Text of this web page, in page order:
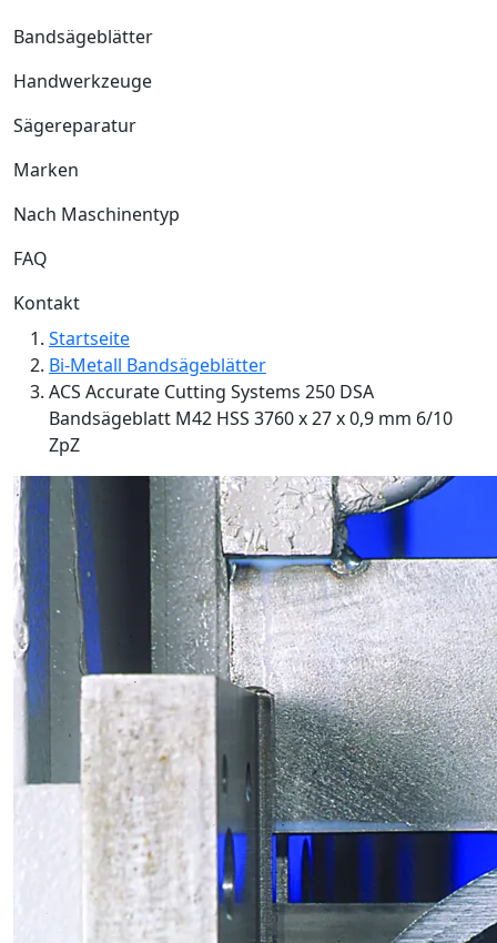
Bandsägeblätter
Handwerkzeuge
Sägereparatur
Marken
Nach Maschinentyp
FAQ
Kontakt
Startseite
Bi-Metall Bandsägeblätter
ACS Accurate Cutting Systems 250 DSA
Bandsägeblatt M42 HSS 3760 x 27 x 0,9 mm 6/10
ZpZ